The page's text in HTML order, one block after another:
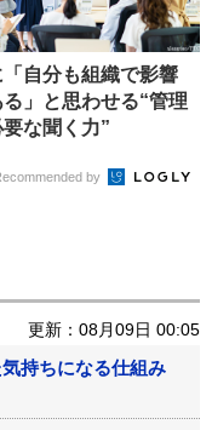
自分も組織で影響
」と思わせる“管理
な聞く力”
by
更新：08月09日 00:05
気持ちになる仕組み